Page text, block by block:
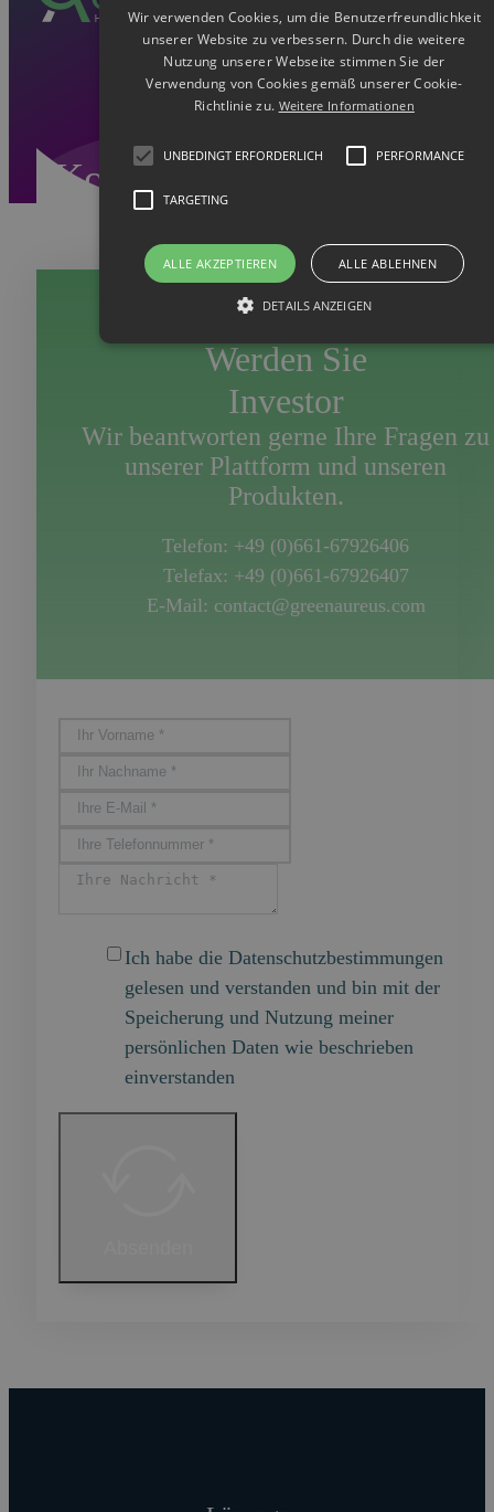
Kontakt für Investoren
Werden Sie
Investor
Wir beantworten gerne Ihre Fragen zu
unserer Plattform und unseren
Produkten.
Telefon: +49 (0)661-67926406
Telefax: +49 (0)661-67926407
E-Mail: contact@greenaureus.com
Ich habe die Datenschutzbestimmungen
gelesen und verstanden und bin mit der
Speicherung und Nutzung meiner
persönlichen Daten wie beschrieben
einverstanden
Wir verwenden Cookies, um die Benutzerfreundlichkeit
unserer Website zu verbessern. Durch die weitere
Nutzung unserer Webseite stimmen Sie der
Verwendung von Cookies gemäß unserer Cookie-
Richtlinie zu. Weitere Informationen
UNBEDINGT ERFORDERLICH PERFORMANCE
TARGETING
ALLE AKZEPTIEREN ALLE ABLEHNEN
DETAILS ANZEIGEN